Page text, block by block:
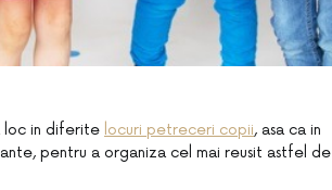
loc in diferite locuri petreceri copii, asa ca in
pentru a organiza cel mai reusit astfel de